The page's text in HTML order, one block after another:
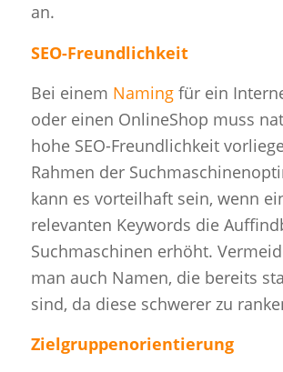
an.
SEO-Freundlichkeit
Bei einem Namingfür ein
oder einen OnlineShop muss
hohe SEO-Freundlichkeit
Rahmen der
kann es vorteilhaft sein, wenn
relevanten Keywords die
Suchmaschinen erhöht.
man auch Namen, die bereits
sind, da diese schwerer zu
Zielgruppenorientierung